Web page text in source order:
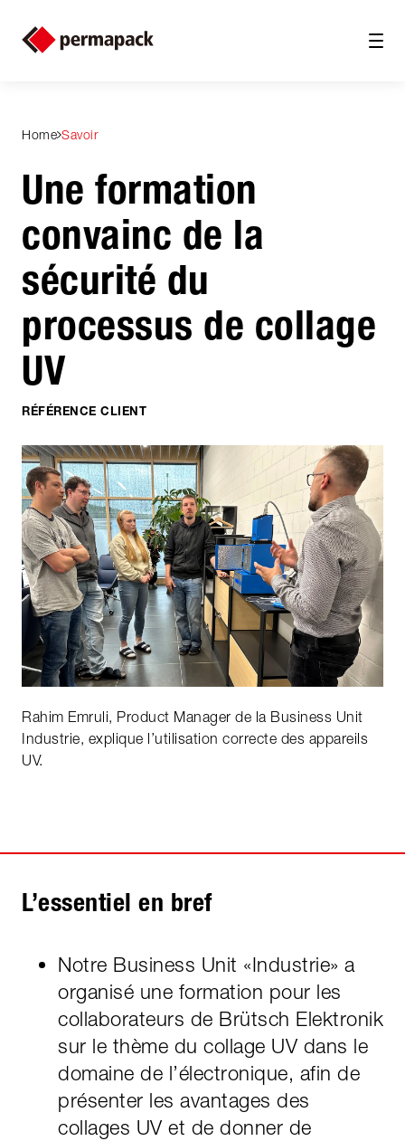
Home Savoir
Une formation
convainc de la
sécurité du
processus de collage
UV
RÉFÉRENCE CLIENT
Rahim Emruli, Product Manager de la Business Unit
Industrie, explique l’utilisation correcte des appareils
UV.
L’essentiel en bref
Notre Business Unit «Industrie» a
organisé une formation pour les
collaborateurs de Brütsch Elektronik
sur le thème du collage UV dans le
domaine de l’électronique, afin de
présenter les avantages des
collages UV et de donner de